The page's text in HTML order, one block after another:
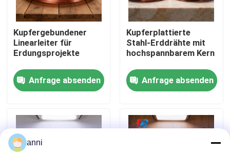
Qualitätskontrolle
Kontakt
Nachrichten
Alle Fälle
Referenzen
Kupfergebundener
Linearleiter für
Erdungsprojekte
Anfrage absenden
Kupferplattierte
Stahl-Erddrähte mit
hochspannbarem Kern
Anfrage absenden
anni